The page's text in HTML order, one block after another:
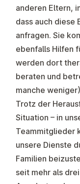
anderen Eltern,
dass auch diese
anfragen. Sie
ebenfalls Hilfen
werden dort
beraten und
manche
Trotz der
Situation – in
Teammitglieder
unsere Dienste
Familien
seit mehr als